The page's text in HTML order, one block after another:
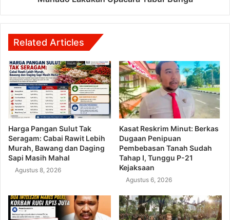
Related Articles
Harga Pangan Sulut Tak
Seragam: Cabai Rawit Lebih
Murah, Bawang dan Daging
Sapi Masih Mahal
Agustus 8, 2026
Kasat Reskrim Minut: Berkas
Dugaan Penipuan
Pembebasan Tanah Sudah
Tahap I, Tunggu P-21
Kejaksaan
Agustus 6, 2026